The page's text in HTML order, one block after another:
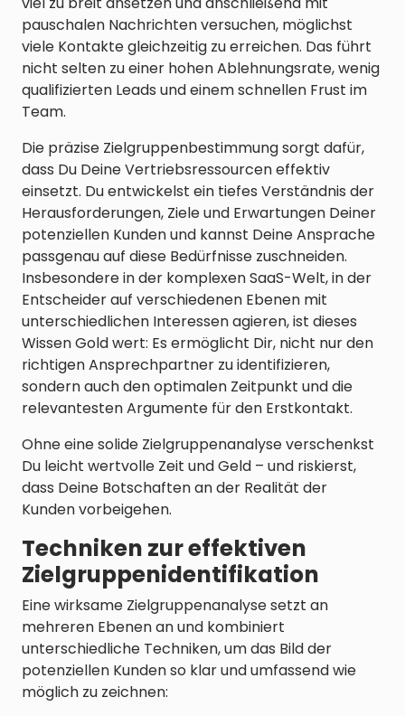
pauschalen Nachrichten versuchen, möglichst
viele Kontakte gleichzeitig zu erreichen. Das führt
nicht selten zu einer hohen Ablehnungsrate, wenig
qualifizierten Leads und einem schnellen Frust im
Team.
Die präzise Zielgruppenbestimmung sorgt dafür,
dass Du Deine Vertriebsressourcen effektiv
einsetzt. Du entwickelst ein tiefes Verständnis der
Herausforderungen, Ziele und Erwartungen Deiner
potenziellen Kunden und kannst Deine Ansprache
passgenau auf diese Bedürfnisse zuschneiden.
Insbesondere in der komplexen SaaS-Welt, in der
Entscheider auf verschiedenen Ebenen mit
unterschiedlichen Interessen agieren, ist dieses
Wissen Gold wert: Es ermöglicht Dir, nicht nur den
richtigen Ansprechpartner zu identifizieren,
sondern auch den optimalen Zeitpunkt und die
relevantesten Argumente für den Erstkontakt.
Ohne eine solide Zielgruppenanalyse verschenkst
Du leicht wertvolle Zeit und Geld – und riskierst,
dass Deine Botschaften an der Realität der
Kunden vorbeigehen.
Techniken zur effektiven
Zielgruppenidentifikation
Eine wirksame Zielgruppenanalyse setzt an
mehreren Ebenen an und kombiniert
unterschiedliche Techniken, um das Bild der
potenziellen Kunden so klar und umfassend wie
möglich zu zeichnen: